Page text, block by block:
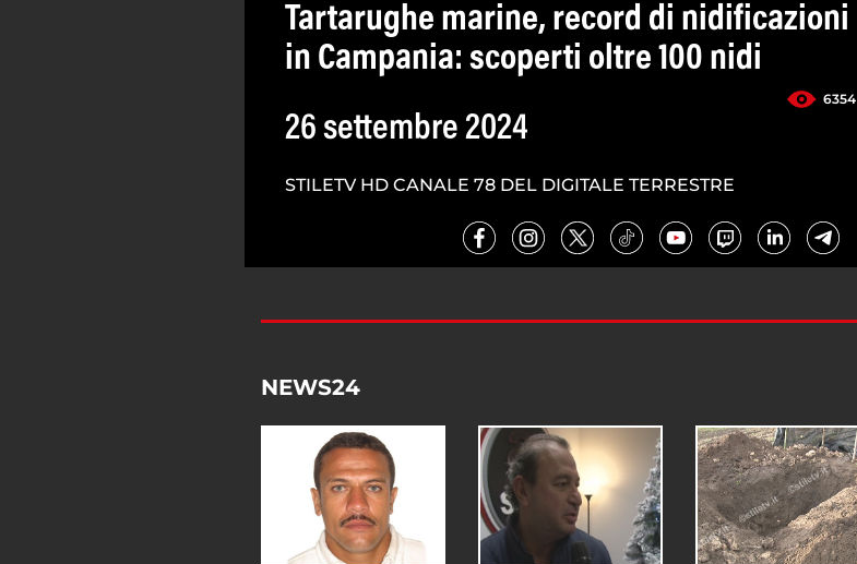
Tartarughe marine, record di nidificazioni
in Campania: scoperti oltre 100 nidi
6354
26 settembre 2024
STILETV HD CANALE 78 DEL DIGITALE TERRESTRE
NEWS24